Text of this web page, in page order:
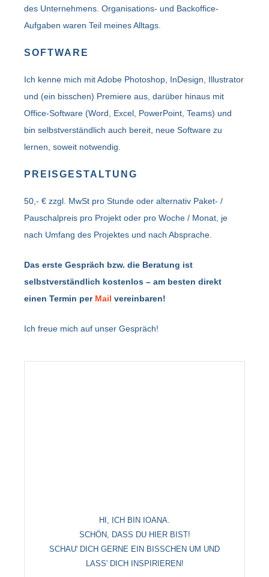
des Unternehmens. Organisations- und Backoffice-
Aufgaben waren Teil meines Alltags.
SOFTWARE
Ich kenne mich mit Adobe Photoshop, InDesign, Illustrator
und (ein bisschen) Premiere aus, darüber hinaus mit
Office-Software (Word, Excel, PowerPoint, Teams) und
bin selbstverständlich auch bereit, neue Software zu
lernen, soweit notwendig.
PREISGESTALTUNG
50,- € zzgl. MwSt pro Stunde oder alternativ Paket- /
Pauschalpreis pro Projekt oder pro Woche / Monat, je
nach Umfang des Projektes und nach Absprache.
Das erste Gespräch bzw. die Beratung ist
selbstverständlich kostenlos – am besten direkt
einen Termin per Mail vereinbaren!
Ich freue mich auf unser Gespräch!
HI, ICH BIN IOANA.
SCHÖN, DASS DU HIER BIST!
SCHAU' DICH GERNE EIN BISSCHEN UM UND
LASS' DICH INSPIRIEREN!